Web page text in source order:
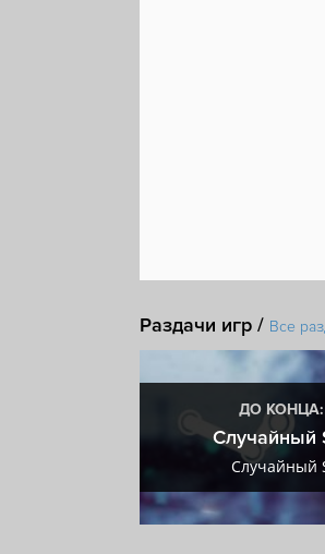
Раздачи игр / Все
ДО КОНЦА:
Случайный
Случайный